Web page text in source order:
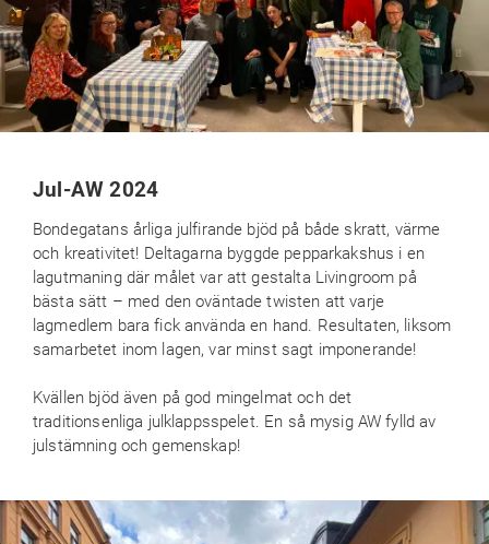
Jul-AW 2024
Bondegatans årliga julfirande bjöd på både skratt, värme
och kreativitet! Deltagarna byggde pepparkakshus i en
lagutmaning där målet var att gestalta Livingroom på
bästa sätt – med den oväntade twisten att varje
lagmedlem bara fick använda en hand. Resultaten, liksom
samarbetet inom lagen, var minst sagt imponerande!
Kvällen bjöd även på god mingelmat och det
traditionsenliga julklappsspelet. En så mysig AW fylld av
julstämning och gemenskap!